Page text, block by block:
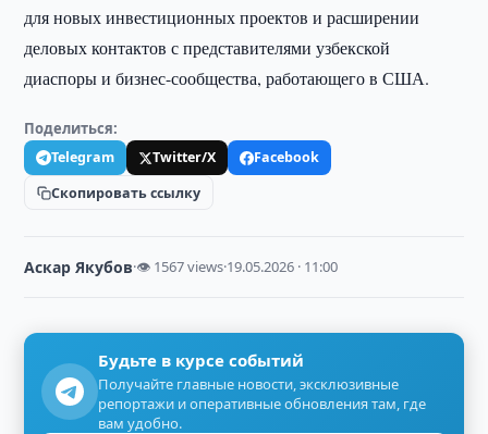
для новых инвестиционных проектов и расширении
деловых контактов с представителями узбекской
диаспоры и бизнес-сообщества, работающего в США.
Поделиться:
Telegram Twitter/X
Facebook
Скопировать ссылку
Аскар Якубов·👁 1567 views·19.05.2026 · 11:00
Будьте в курсе событий
Получайте главные новости, эксклюзивные
репортажи и оперативные обновления там, где
вам удобно.